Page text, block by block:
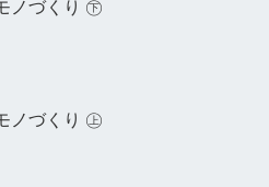
偽りのないモノづくり ㊦
ノづくり ㊤